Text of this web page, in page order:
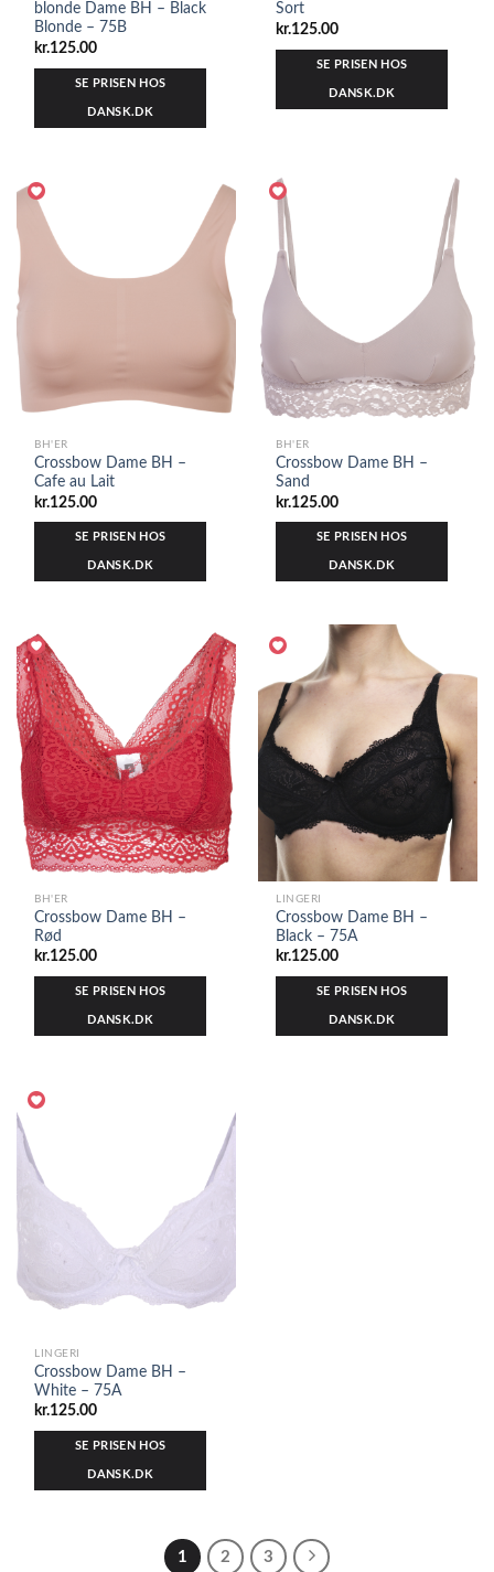
blonde Dame BH – Black
Blonde – 75B
kr.125.00
SE PRISEN HOS
DANSK.DK
Sort
kr.125.00
SE PRISEN HOS
DANSK.DK
BH'ER
Crossbow Dame BH –
Cafe au Lait
kr.125.00
SE PRISEN HOS
DANSK.DK
BH'ER
Crossbow Dame BH –
Sand
kr.125.00
SE PRISEN HOS
DANSK.DK
BH'ER
Crossbow Dame BH –
Rød
kr.125.00
SE PRISEN HOS
DANSK.DK
LINGERI
Crossbow Dame BH –
Black – 75A
kr.125.00
SE PRISEN HOS
DANSK.DK
LINGERI
Crossbow Dame BH –
White – 75A
kr.125.00
SE PRISEN HOS
DANSK.DK
1 2 3